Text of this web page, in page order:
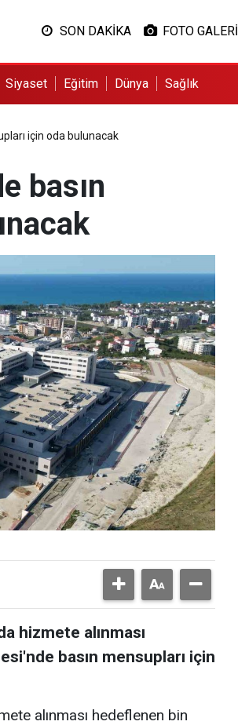
SON DAKİKA FOTO GALERİ
Siyaset Eğitim Dünya Sağlık
için oda bulunacak
basın
hizmete alınması
basın mensupları için
alınması hedeflenen bin